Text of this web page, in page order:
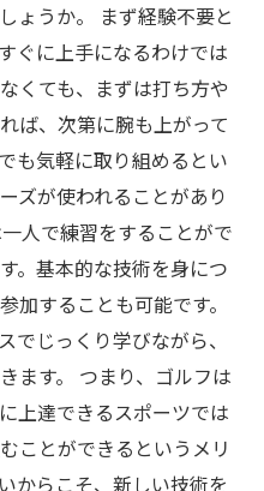
ょうか。 まず経験不要と
ぐに上手になるわけでは
くても、まずは打ち方や
ば、次第に腕も上がって
も気軽に取り組めるとい
ズが使われることがあり
人で練習をすることがで
。基本的な技術を身につ
加することも可能です。
でじっくり学びながら、
ます。 つまり、ゴルフは
上達できるスポーツでは
ことができるというメリ
からこそ、新しい技術を